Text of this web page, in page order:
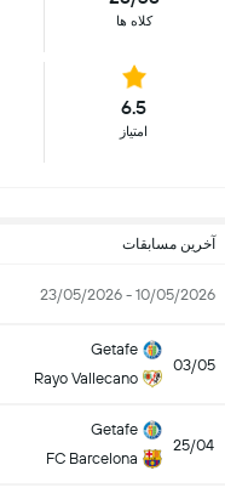
کلاه ها
6.5
امتیاز
آخرین مسابقات
10/05/2026 - 23/05/2026
03/05
Getafe
Rayo Vallecano
25/04
Getafe
FC Barcelona